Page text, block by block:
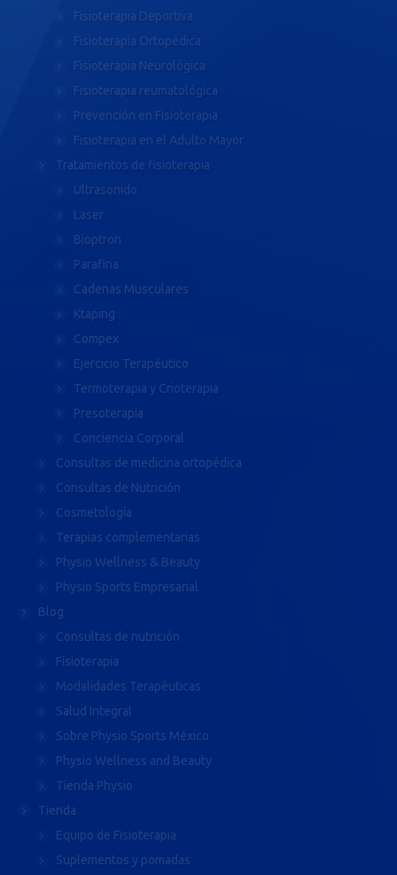
Fisioterapia Deportiva
Fisioterapia Ortopédica
Fisioterapia Neurológica
Fisioterapia reumatológica
Prevención en Fisioterapia
Fisioterapia en el Adulto Mayor
Tratamientos de fisioterapia
Ultrasonido
Laser
Bioptron
Parafina
Cadenas Musculares
Ktaping
Compex
Ejercicio Terapéutico
Termoterapia y Crioterapia
Presoterapia
Conciencia Corporal
Consultas de medicina ortopédica
Consultas de Nutrición
Cosmetología
Terapias complementarias
Physio Wellness & Beauty
Physio Sports Empresarial
Blog
Consultas de nutrición
Fisioterapia
Modalidades Terapéuticas
Salud Integral
Sobre Physio Sports México
Physio Wellness and Beauty
Tienda Physio
Tienda
Equipo de Fisioterapia
Suplementos y pomadas